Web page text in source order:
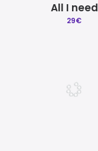
All I need
29€